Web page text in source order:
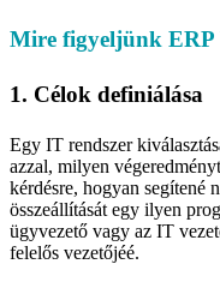
Mire figyeljünk ERP
1. Célok definiálása
Egy IT rendszer
azzal, milyen
kérdésre, hogyan segítené
összeállítását egy ilyen
ügyvezető vagy az IT
felelős vezetőjéé.